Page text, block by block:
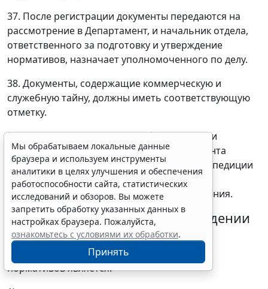
37. После регистрации документы передаются на
рассмотрение в Департамент, и начальник отдела,
ответственного за подготовку и утверждение
нормативов, назначает уполномоченного по делу.
38. Документы, содержащие коммерческую и
служебную тайну, должны иметь соответствующую
отметку.
39. Срок принятия решения об утверждении
нормативов составляет два месяца с момента
регистрации факта приема Заявления в экспедиции
Минпромэнерго России с присвоением
регистрационного номера и даты поступления.
Основания для отказа в утверждении
нормативов
40. Основанием для отказа в утверждении
нормативов является:
Мы обрабатываем локальные данные
браузера и используем инструменты
аналитики в целях улучшения и обеспечения
работоспособности сайта, статистических
исследований и обзоров. Вы можете
запретить обработку указанных данных в
настройках браузера. Пожалуйста,
ознакомьтесь с условиями их обработки.
Принять